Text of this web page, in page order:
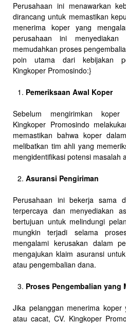
Perusahaan ini menawarkan
dirancang untuk memastikan
menerima koper yang
perusahaan ini
memudahkan proses
poin utama dari kebijakan
Kingkoper Promosindo:}
Pemeriksaan Awal Koper
Sebelum mengirimkan
Kingkoper Promosindo
memastikan bahwa koper
melibatkan tim ahli yang
mengidentifikasi potensi masalah
Asuransi Pengiriman
Perusahaan ini bekerja sama
terpercaya dan menyediakan
bertujuan untuk melindungi
mungkin terjadi selama
mengalami kerusakan dalam
mengajukan klaim asuransi
atau pengembalian dana.
Proses Pengembalian yang
Jika pelanggan menerima koper
atau cacat, CV. Kingkoper